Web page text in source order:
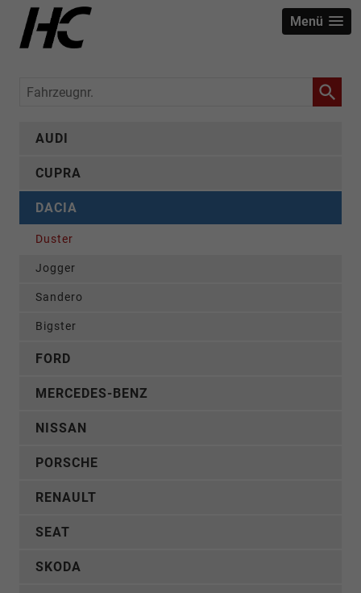
Menü
Fahrzeugnr.
AUDI
CUPRA
DACIA
Duster
Jogger
Sandero
Bigster
FORD
MERCEDES-BENZ
NISSAN
PORSCHE
RENAULT
SEAT
SKODA